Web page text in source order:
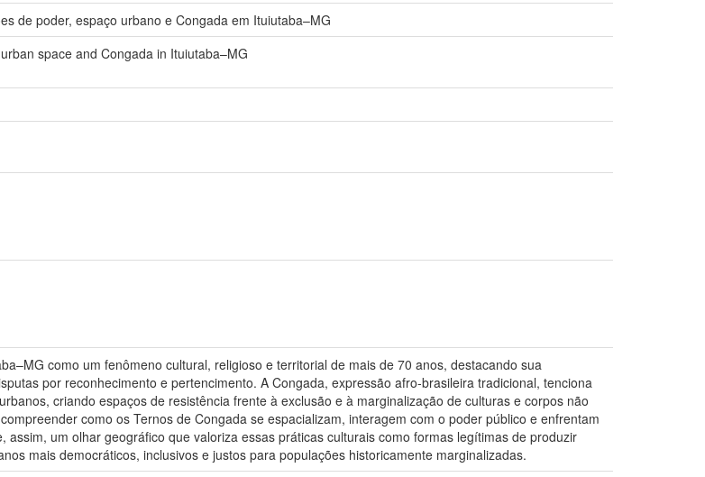
de poder, espaço urbano e Congada em Ituiutaba–MG
space and Congada in Ituiutaba–MG
como um fenômeno cultural, religioso e territorial de mais de 70 anos, destacando sua
por reconhecimento e pertencimento. A Congada, expressão afro-brasileira tradicional, tenciona
criando espaços de resistência frente à exclusão e à marginalização de culturas e corpos não
como os Ternos de Congada se espacializam, interagem com o poder público e enfrentam
um olhar geográfico que valoriza essas práticas culturais como formas legítimas de produzir
mais democráticos, inclusivos e justos para populações historicamente marginalizadas.